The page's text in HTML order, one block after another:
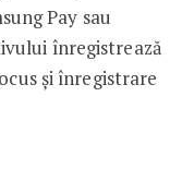
Pay sau
înregistrează
și înregistrare